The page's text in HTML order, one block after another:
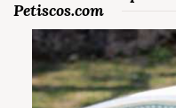
Petiscos.com